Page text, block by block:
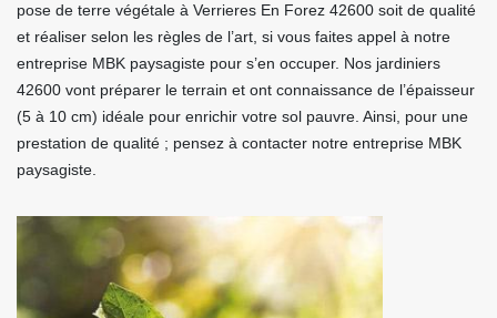
pose de terre végétale à Verrieres En Forez 42600 soit de qualité
et réaliser selon les règles de l’art, si vous faites appel à notre
entreprise MBK paysagiste pour s’en occuper. Nos jardiniers
42600 vont préparer le terrain et ont connaissance de l’épaisseur
(5 à 10 cm) idéale pour enrichir votre sol pauvre. Ainsi, pour une
prestation de qualité ; pensez à contacter notre entreprise MBK
paysagiste.